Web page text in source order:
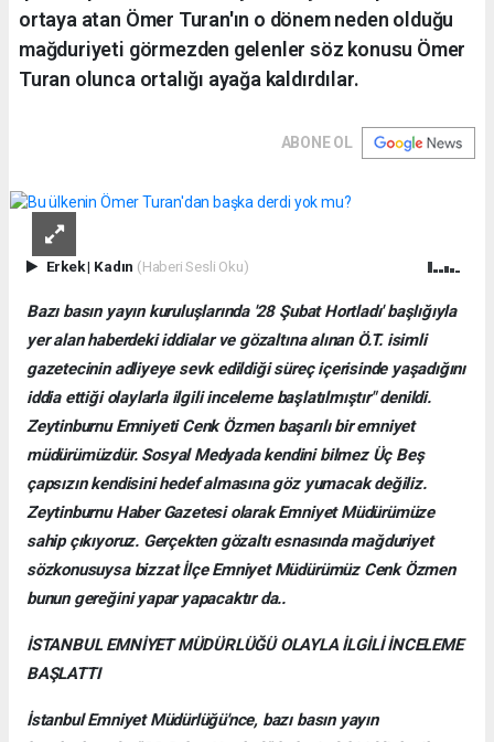
ortaya atan Ömer Turan'ın o dönem neden olduğu
mağduriyeti görmezden gelenler söz konusu Ömer
Turan olunca ortalığı ayağa kaldırdılar.
ABONE OL
Erkek| Kadın (Haberi Sesli Oku)
Bazı basın yayın kuruluşlarında '28 Şubat Hortladı' başlığıyla
yer alan haberdeki iddialar ve gözaltına alınan Ö.T. isimli
gazetecinin adliyeye sevk edildiği süreç içerisinde yaşadığını
iddia ettiği olaylarla ilgili inceleme başlatılmıştır" denildi.
Zeytinburnu Emniyeti Cenk Özmen başarılı bir emniyet
müdürümüzdür. Sosyal Medyada kendini bilmez Üç Beş
çapsızın kendisini hedef almasına göz yumacak değiliz.
Zeytinburnu Haber Gazetesi olarak Emniyet Müdürümüze
sahip çıkıyoruz. Gerçekten gözaltı esnasında mağduriyet
sözkonusuysa bizzat İlçe Emniyet Müdürümüz Cenk Özmen
bunun gereğini yapar yapacaktır da..
İSTANBUL EMNİYET MÜDÜRLÜĞÜ OLAYLA İLGİLİ İNCELEME
BAŞLATTI
İstanbul Emniyet Müdürlüğü'nce, bazı basın yayın